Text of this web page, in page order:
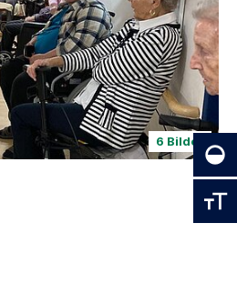
6 Bilder